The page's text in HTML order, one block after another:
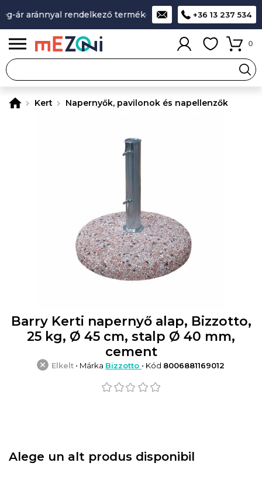
ár aránnyal rendelkező termékek A legjobb design-
+36 13 237 534
0
Kert Napernyők, pavilonok és napellenzők
Barry Kerti napernyő alap, Bizzotto,
25 kg, Ø 45 cm, stalp Ø 40 mm,
cement
Elkelt • Márka Bizzotto • Kód 8006881169012
Alege un alt produs disponibil